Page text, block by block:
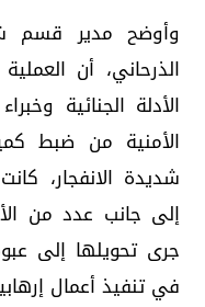
وأوضح مدير قسم
الذرحاني، أن
الأدلة الجنائية
الأمنية من ضبط
شديدة الانفجار،
إلى جانب عدد من
جرى تحويلها إلى
في تنفيذ أعمال